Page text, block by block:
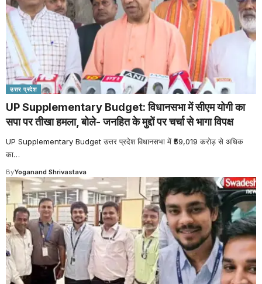
उत्तर प्रदेश
UP Supplementary Budget: विधानसभा में सीएम योगी का
सपा पर तीखा हमला, बोले- जनहित के मुद्दों पर चर्चा से भागा विपक्ष
UP Supplementary Budget उत्तर प्रदेश विधानसभा में ₹59,019 करोड़ से अधिक
का…
ByYoganand Shrivastava